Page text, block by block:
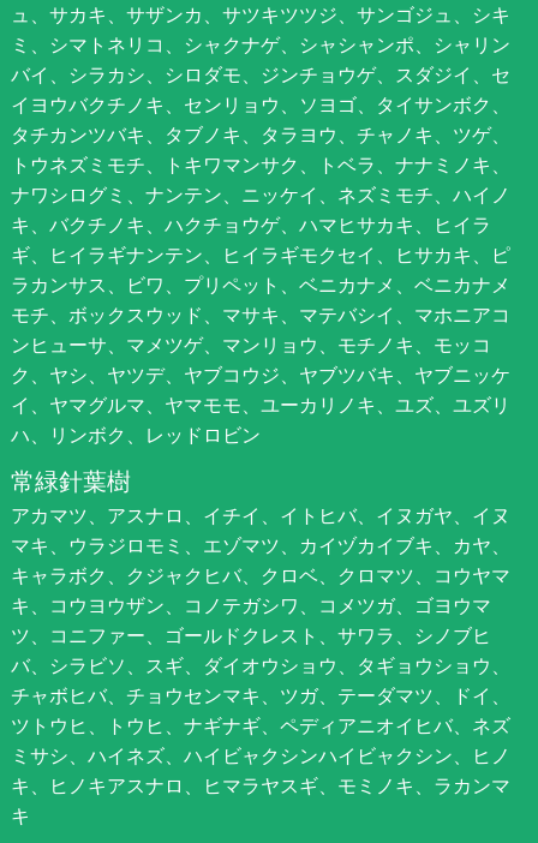
ュ、サカキ、サザンカ、サツキツツジ、サンゴジュ、シキ
ミ、シマトネリコ、シャクナゲ、シャシャンポ、シャリン
バイ、シラカシ、シロダモ、ジンチョウゲ、スダジイ、セ
イヨウバクチノキ、センリョウ、ソヨゴ、タイサンボク、
タチカンツバキ、タブノキ、タラヨウ、チャノキ、ツゲ、
トウネズミモチ、トキワマンサク、トベラ、ナナミノキ、
ナワシログミ、ナンテン、ニッケイ、ネズミモチ、ハイノ
キ、バクチノキ、ハクチョウゲ、ハマヒサカキ、ヒイラ
ギ、ヒイラギナンテン、ヒイラギモクセイ、ヒサカキ、ピ
ラカンサス、ビワ、プリペット、ベニカナメ、ベニカナメ
モチ、ボックスウッド、マサキ、マテバシイ、マホニアコ
ンヒューサ、マメツゲ、マンリョウ、モチノキ、モッコ
ク、ヤシ、ヤツデ、ヤブコウジ、ヤブツバキ、ヤブニッケ
イ、ヤマグルマ、ヤマモモ、ユーカリノキ、ユズ、ユズリ
ハ、リンボク、レッドロビン
常緑針葉樹
アカマツ、アスナロ、イチイ、イトヒバ、イヌガヤ、イヌ
マキ、ウラジロモミ、エゾマツ、カイヅカイブキ、カヤ、
キャラボク、クジャクヒバ、クロベ、クロマツ、コウヤマ
キ、コウヨウザン、コノテガシワ、コメツガ、ゴヨウマ
ツ、コニファー、ゴールドクレスト、サワラ、シノブヒ
バ、シラビソ、スギ、ダイオウショウ、タギョウショウ、
チャボヒバ、チョウセンマキ、ツガ、テーダマツ、ドイ、
ツトウヒ、トウヒ、ナギナギ、ペディアニオイヒバ、ネズ
ミサシ、ハイネズ、ハイビャクシンハイビャクシン、ヒノ
キ、ヒノキアスナロ、ヒマラヤスギ、モミノキ、ラカンマ
キ